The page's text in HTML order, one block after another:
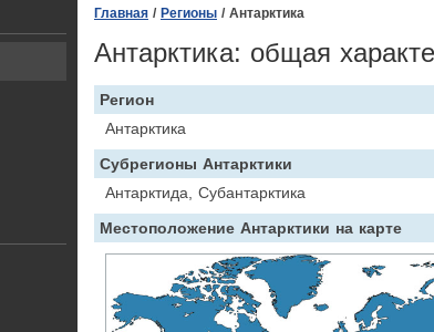
Главная / Регионы / Антарктика
Антарктика: общая
Регион
Антарктика
Субрегионы Антарктики
Антарктида, Субантарктика
Местоположение Антарктики на карте